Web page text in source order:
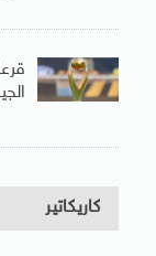
كاريكاتير